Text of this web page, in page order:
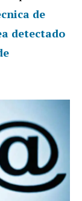
de
detectado